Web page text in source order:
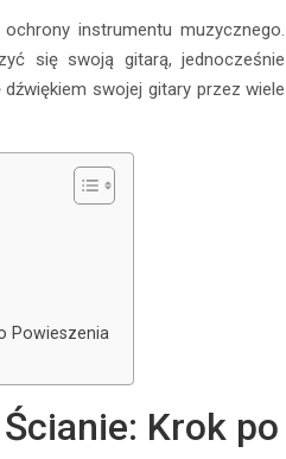
instrumentu muzycznego.
się swoją gitarą, jednocześnie
swojej gitary przez wiele
Powieszenia
Krok po